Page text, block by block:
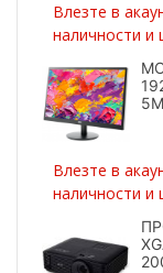
Влезте в
наличности и
Влезте в
наличности и